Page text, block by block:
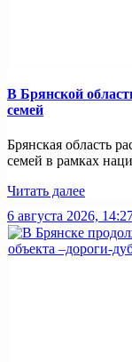
В Брянской
семей
Брянская область
семей в рамках
Читать далее
6 августа 2026,